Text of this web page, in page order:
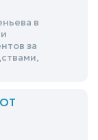
в
за